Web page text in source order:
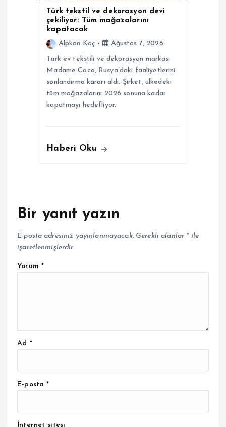
Türk tekstil ve dekorasyon devi
çekiliyor: Tüm mağazalarını
kapatacak
Alpkan Koç
Ağustos 7, 2026
Türk ev tekstili ve dekorasyon markası
Madame Coco, Rusya’daki faaliyetlerini
sonlandırma kararı aldı. Şirket, ülkedeki
tüm mağazalarını 2026 sonuna kadar
kapatmayı hedefliyor.
Haberi Oku
Bir yanıt yazın
E-posta adresiniz yayınlanmayacak. Gerekli alanlar *ile
işaretlenmişlerdir
Yorum *
Ad *
E-posta*
İnternet sitesi